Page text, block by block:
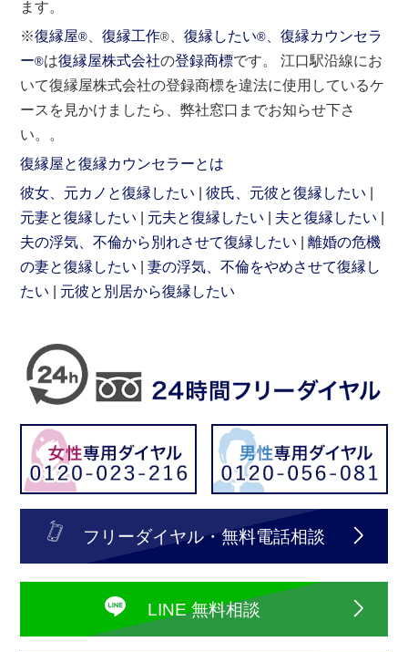
ます。
※復縁屋® 、復縁工作® 、復縁したい® 、復縁カウンセラ
ー®は復縁屋株式会社の登録商標です。 江口駅沿線にお
いて復縁屋株式会社の登録商標を違法に使用しているケ
ースを見かけましたら、弊社窓口までお知らせ下さ
い。。
復縁屋と復縁カウンセラーとは
彼女、元カノと復縁したい
彼氏、元彼と復縁したい
元妻と復縁したい
元夫と復縁したい
夫と復縁したい
夫の浮気、不倫から別れさせて復縁したい
離婚の危機
の妻と復縁したい
妻の浮気、不倫をやめさせて復縁し
たい
元彼と別居から復縁したい
フリーダイヤル・無料電話相談
LINE 無料相談